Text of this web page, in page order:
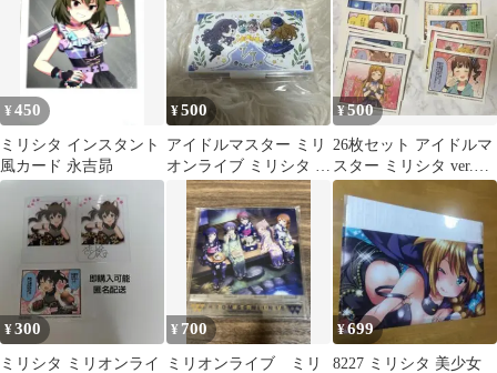
¥450
ミリシタ インスタント
風カード 永吉昴
¥500
アイドルマスター ミリ
オンライブ ミリシタ ア
クリルスタンド
¥500
26枚セット アイドルマ
スター ミリシタ ver.A
前半 4コマカード d
¥300
ミリシタ ミリオンライ
¥ 700
ミリオンライブ ミリ
¥699
8227 ミリシタ 美少女